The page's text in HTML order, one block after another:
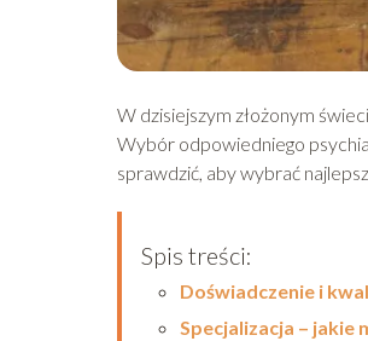
W dzisiejszym złożonym
Wybór odpowiedniego
sprawdzić, aby wybrać
Spis treści:
Doświadczenie i
Specjalizacja – jakie